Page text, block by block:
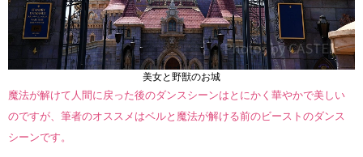
美女と野獣のお城
魔法が解けて人間に戻った後のダンスシーンはとにかく華やかで美しい
のですが、筆者のオススメはベルと魔法が解ける前のビーストのダンス
シーンです。